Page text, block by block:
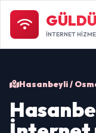
İNTERNET
Hasanbeyli /